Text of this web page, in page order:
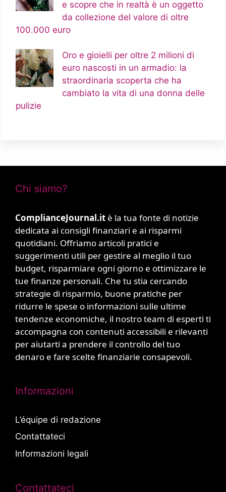
e scopre che in realtà è un oggetto
da collezione del valore di oltre
100.000 euro
Oro e gioielli per oltre 2 milioni di
euro nascosti in un armadio: la
straordinaria scoperta che ha
cambiato la vita di una donna delle
pulizie
Chi siamo?
ComplianceJournal.it è la tua fonte di notizie
dedicata ai consigli finanziari e ai risparmi
quotidiani. Offriamo articoli pratici e
suggerimenti utili per gestire al meglio il tuo
budget, risparmiare ogni giorno e ottimizzare le
tue finanze personali. Che tu stia cercando
strategie di risparmio, buone pratiche per
ridurre le spese o informazioni sulle ultime
tendenze economiche, il nostro team di esperti ti
accompagna con contenuti accessibili e rilevanti
per aiutarti a prendere il controllo del tuo
denaro e fare scelte finanziarie consapevoli.
Informazioni
L’équipe di redazione
Contattateci
Informazioni legali
Contattateci